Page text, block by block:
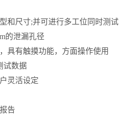
和尺寸;并可进行多工位同时测试
的泄漏孔径
具有触摸功能，方面操作使用
试数据
灵活设定
告